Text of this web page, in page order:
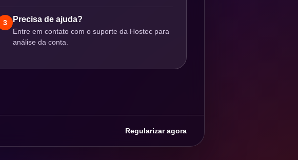
3 Precisa de ajuda?
Entre em contato com o suporte da Hostec para
análise da conta.
Regularizar agora